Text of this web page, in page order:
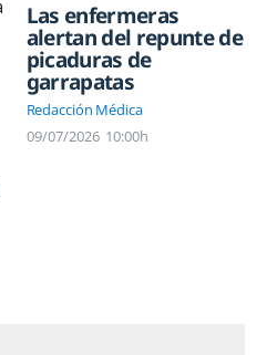
Las enfermeras
alertan del repunte de
picaduras de
garrapatas
Redacción Médica
09/07/2026 10:00h